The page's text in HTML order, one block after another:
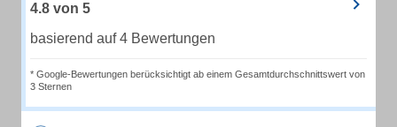
4.8 von 5
basierend auf 4 Bewertungen
* Google-Bewertungen berücksichtigt ab einem Gesamtdurchschnittswert von
3 Sternen